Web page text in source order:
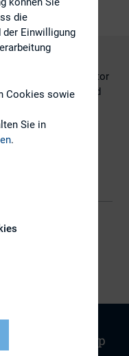
der Deutsche Investor
Deutschland
zweimal
Sehr gut erreichbar
Sitemap
die
der Einwilligung
Cookies sowie
Sie in
.